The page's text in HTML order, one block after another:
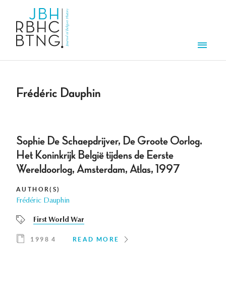
Frédéric Dauphin
Sophie De Schaepdrijver, De Groote Oorlog.
Het Koninkrijk België tijdens de Eerste
Wereldoorlog, Amsterdam, Atlas, 1997
AUTHOR(S)
Frédéric Dauphin
First World War
1998 4 READ MORE